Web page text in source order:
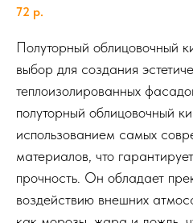
72 р.
Полуторный облицовочный
выбор для создания
теплоизолированных
полуторный облицовочный
использованием самых
материалов, что
прочность. Он обладает
воздействию внешних